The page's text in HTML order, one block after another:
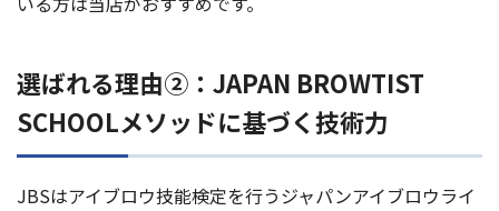
選ばれる理由②：JAPAN BROWTIST
SCHOOLメソッドに基づく技術力
JBSはアイブロウ技能検定を行うジャパンアイブロウライ